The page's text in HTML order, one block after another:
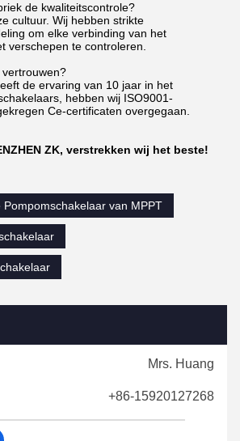
de kwaliteitscontrole?
cultuur. Wij hebben strikte
om elke verbinding van het
verschepen te controleren.
de ervaring van 10 jaar in het
hebben wij ISO9001-
Ce-certificaten overgegaan.
ZK, verstrekken wij het beste!
van MPPT
Mrs. Huang
+86-15920127268